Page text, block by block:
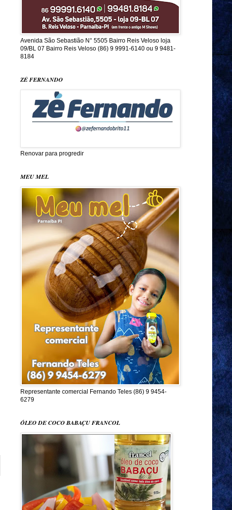
Avenida São Sebastião N° 5505 Bairro Reis Veloso loja
09/BL 07 Bairro Reis Veloso (86) 9 9991-6140 ou 9 9481-
8184
ZÉ FERNANDO
Renovar para progredir
MEU MEL
Representante comercial Fernando Teles (86) 9 9454-
6279
ÓLEO DE COCO BABAÇU FRANCOL